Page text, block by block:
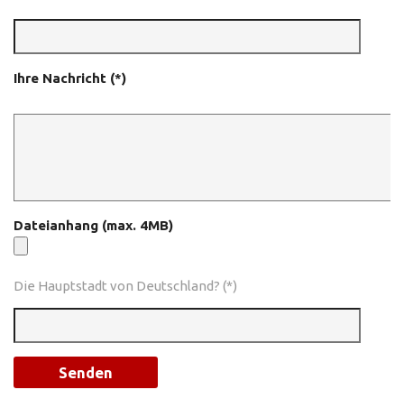
Ihre Nachricht (*)
Dateianhang (max. 4MB)
Die Hauptstadt von Deutschland? (*)